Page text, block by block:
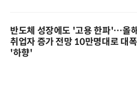
반도체 성장에도 '고용 한파'…올해
취업자 증가 전망 10만명대로 대폭
'하향'